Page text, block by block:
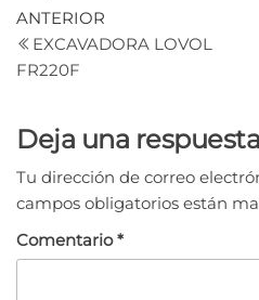
Navegación
de
Entrada
anterior
ANTERIOR
EXCAVADORA LOVOL
FR220F
Deja una respuesta
Tu dirección de correo
campos obligatorios están
Comentario*